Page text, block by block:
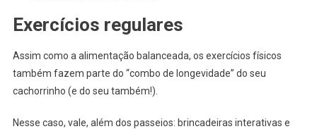
Exercícios regulares
Assim como a alimentação balanceada, os exercícios físicos
também fazem parte do “combo de longevidade” do seu
cachorrinho (e do seu também!).
Nesse caso, vale, além dos passeios: brincadeiras interativas e